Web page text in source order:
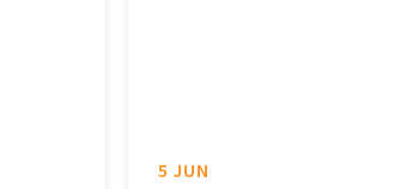
5 JUN